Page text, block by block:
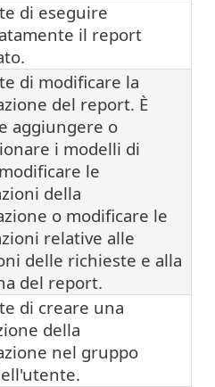
di eseguire
il report
di modificare la
del report. È
aggiungere o
i modelli di
le
della
o modificare le
relative alle
delle richieste e alla
del report.
di creare una
della
nel gruppo